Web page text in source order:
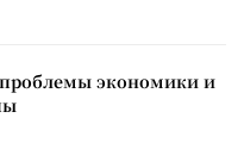
экономики и